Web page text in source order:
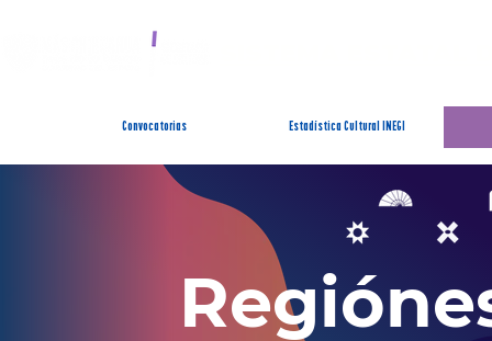
Convocatorias Estadística Cultural INEGI